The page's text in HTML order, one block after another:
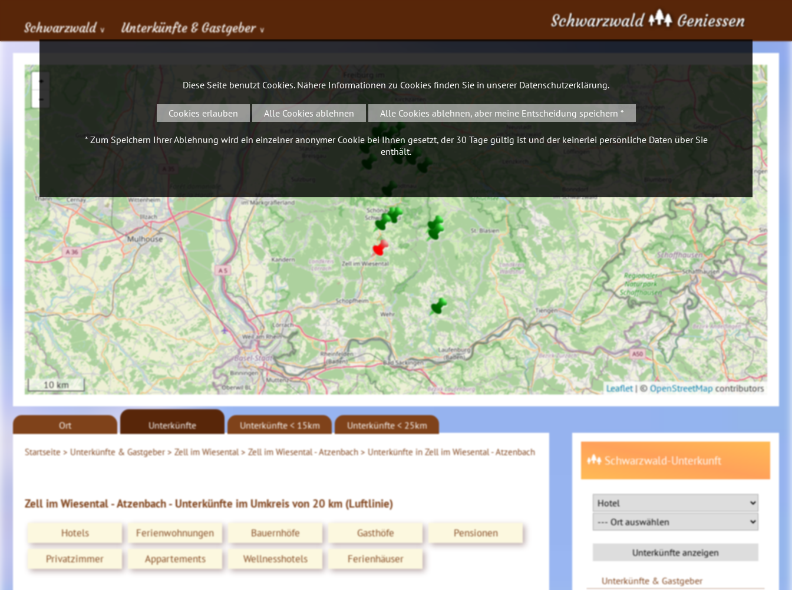
Schwarzwald ∨ Unterkünfte & Gastgeber ∨ Schwarzwald Geniessen
+
−
10 km Leaflet |©OpenStreetMapcontributors
Startseite > Unterkünfte & Gastgeber > Zell im Wiesental > Zell im Wiesental - Atzenbach > Unterkünfte in Zell im Wiesental - Atzenbach
Ort Unterkünfte Unterkünfte < 15km Unterkünfte < 25km
Zell im Wiesental - Atzenbach - Unterkünfte im Umkreis von 20 km (Luftlinie)
Hotels Ferienwohnungen Bauernhöfe Gasthöfe
Pensionen
Privatzimmer
Appartements Wellnesshotels Ferienhäuser
Schwarzwald-Unterkunft
Unterkünfte & Gastgeber
Diese Seite benutzt Cookies. Nähere Informationen zu Cookies finden Sie in unserer Datenschutzerklärung.
Cookies erlauben Alle Cookies ablehnen Alle Cookies ablehnen, aber meine Entscheidung speichern *
* Zum Speichern Ihrer Ablehnung wird ein einzelner anonymer Cookie bei Ihnen gesetzt, der 30 Tage gültig ist und der keinerlei persönliche Daten über Sie
enthält.